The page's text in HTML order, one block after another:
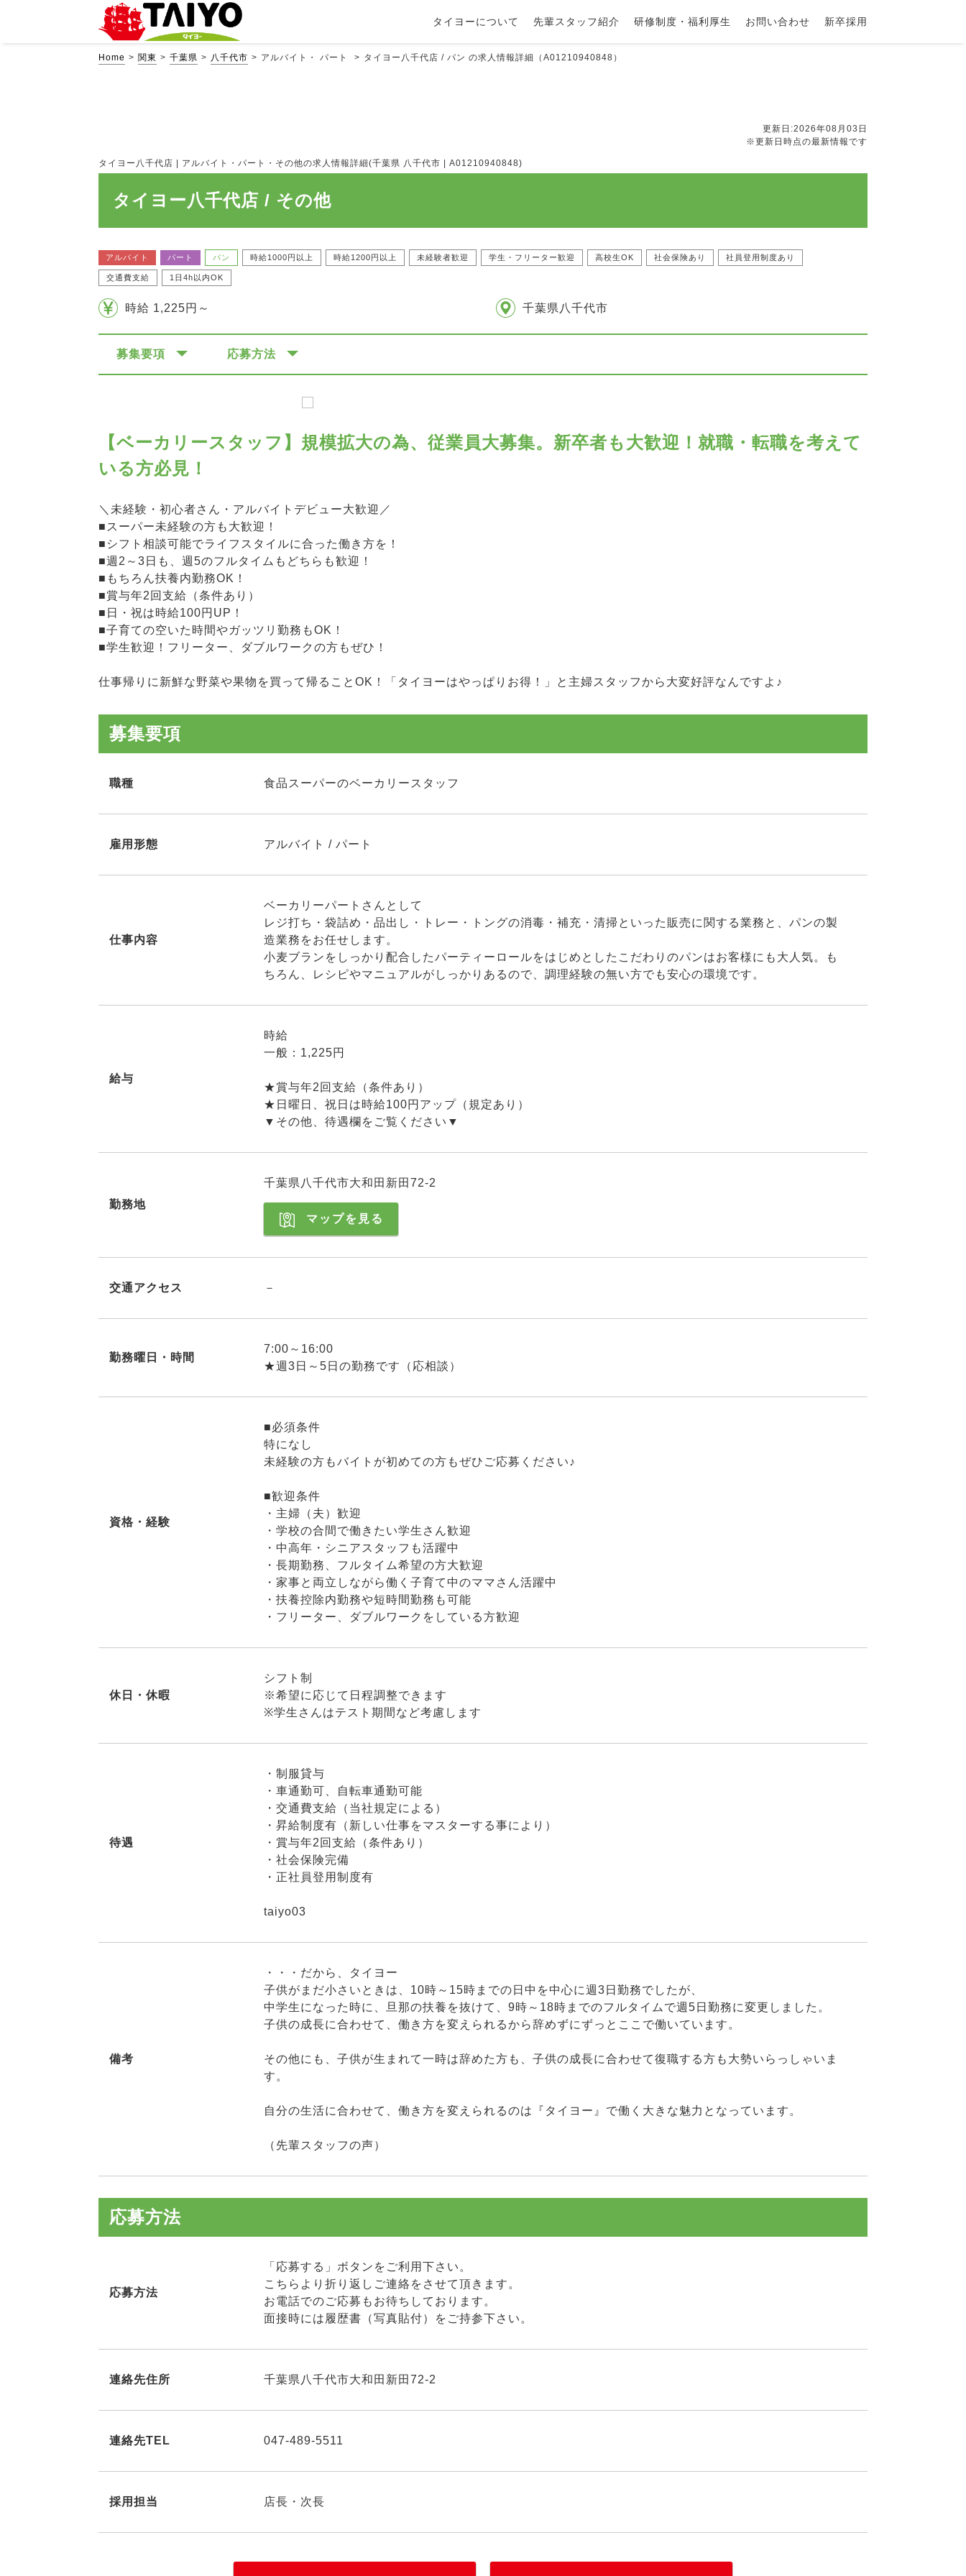
タイヨーについて 先輩スタッフ紹介 研修制度・福利厚生 お問い合わせ 新卒採用
Home 関東 千葉県 八千代市 アルバイト・ パート タイヨー八千代店 / パン の求人情報詳細（A01210940848）
更新日:2026年08月03日
※更新日時点の最新情報です
タイヨー八千代店 | アルバイト・パート・その他の求人情報詳細(千葉県 八千代市 | A01210940848)
タイヨー八千代店 / その他
アルバイト パート パン 時給1000円以上 時給1200円以上 未経験者歓迎 学生・フリーター歓迎 高校生OK 社会保険あり 社員登用制度あり
交通費支給 1日4h以内OK
時給 1,225円～ 千葉県八千代市
募集要項 応募方法
【ベーカリースタッフ】規模拡大の為、従業員大募集。新卒者も大歓迎！就職・転職を考えて
いる方必見！
＼未経験・初心者さん・アルバイトデビュー大歓迎／
■スーパー未経験の方も大歓迎！
■シフト相談可能でライフスタイルに合った働き方を！
■週2～3日も、週5のフルタイムもどちらも歓迎！
■もちろん扶養内勤務OK！
■賞与年2回支給（条件あり）
■日・祝は時給100円UP！
■子育ての空いた時間やガッツリ勤務もOK！
■学生歓迎！フリーター、ダブルワークの方もぜひ！
仕事帰りに新鮮な野菜や果物を買って帰ることOK！「タイヨーはやっぱりお得！」と主婦スタッフから大変好評なんですよ♪
募集要項
職種 食品スーパーのベーカリースタッフ
雇用形態 アルバイト / パート
仕事内容
ベーカリーパートさんとして
レジ打ち・袋詰め・品出し・トレー・トングの消毒・補充・清掃といった販売に関する業務と、パンの製
造業務をお任せします。
小麦ブランをしっかり配合したパーティーロールをはじめとしたこだわりのパンはお客様にも大人気。も
ちろん、レシピやマニュアルがしっかりあるので、調理経験の無い方でも安心の環境です。
給与
時給
一般：1,225円
★賞与年2回支給（条件あり）
★日曜日、祝日は時給100円アップ（規定あり）
▼その他、待遇欄をご覧ください▼
勤務地
千葉県八千代市大和田新田72-2
マップを見る
交通アクセス －
勤務曜日・時間
7:00～16:00
★週3日～5日の勤務です（応相談）
資格・経験
■必須条件
特になし
未経験の方もバイトが初めての方もぜひご応募ください♪
■歓迎条件
・主婦（夫）歓迎
・学校の合間で働きたい学生さん歓迎
・中高年・シニアスタッフも活躍中
・長期勤務、フルタイム希望の方大歓迎
・家事と両立しながら働く子育て中のママさん活躍中
・扶養控除内勤務や短時間勤務も可能
・フリーター、ダブルワークをしている方歓迎
休日・休暇
シフト制
※希望に応じて日程調整できます
※学生さんはテスト期間など考慮します
待遇
・制服貸与
・車通勤可、自転車通勤可能
・交通費支給（当社規定による）
・昇給制度有（新しい仕事をマスターする事により）
・賞与年2回支給（条件あり）
・社会保険完備
・正社員登用制度有
taiyo03
備考
・・・だから、タイヨー
子供がまだ小さいときは、10時～15時までの日中を中心に週3日勤務でしたが、
中学生になった時に、旦那の扶養を抜けて、9時～18時までのフルタイムで週5日勤務に変更しました。
子供の成長に合わせて、働き方を変えられるから辞めずにずっとここで働いています。
その他にも、子供が生まれて一時は辞めた方も、子供の成長に合わせて復職する方も大勢いらっしゃいま
す。
自分の生活に合わせて、働き方を変えられるのは『タイヨー』で働く大きな魅力となっています。
（先輩スタッフの声）
応募方法
応募方法
「応募する」ボタンをご利用下さい。
こちらより折り返しご連絡をさせて頂きます。
お電話でのご応募もお待ちしております。
面接時には履歴書（写真貼付）をご持参下さい。
連絡先住所 千葉県八千代市大和田新田72-2
連絡先TEL 047-489-5511
採用担当 店長・次長